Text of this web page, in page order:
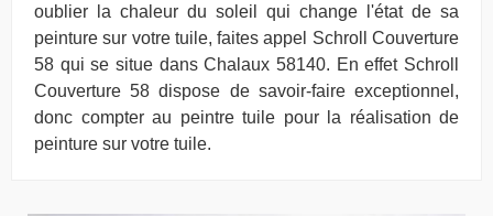
oublier la chaleur du soleil qui change l'état de sa
peinture sur votre tuile, faites appel Schroll Couverture
58 qui se situe dans Chalaux 58140. En effet Schroll
Couverture 58 dispose de savoir-faire exceptionnel,
donc compter au peintre tuile pour la réalisation de
peinture sur votre tuile.